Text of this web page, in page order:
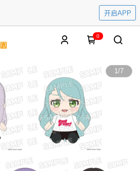
开启APP
0
1/7